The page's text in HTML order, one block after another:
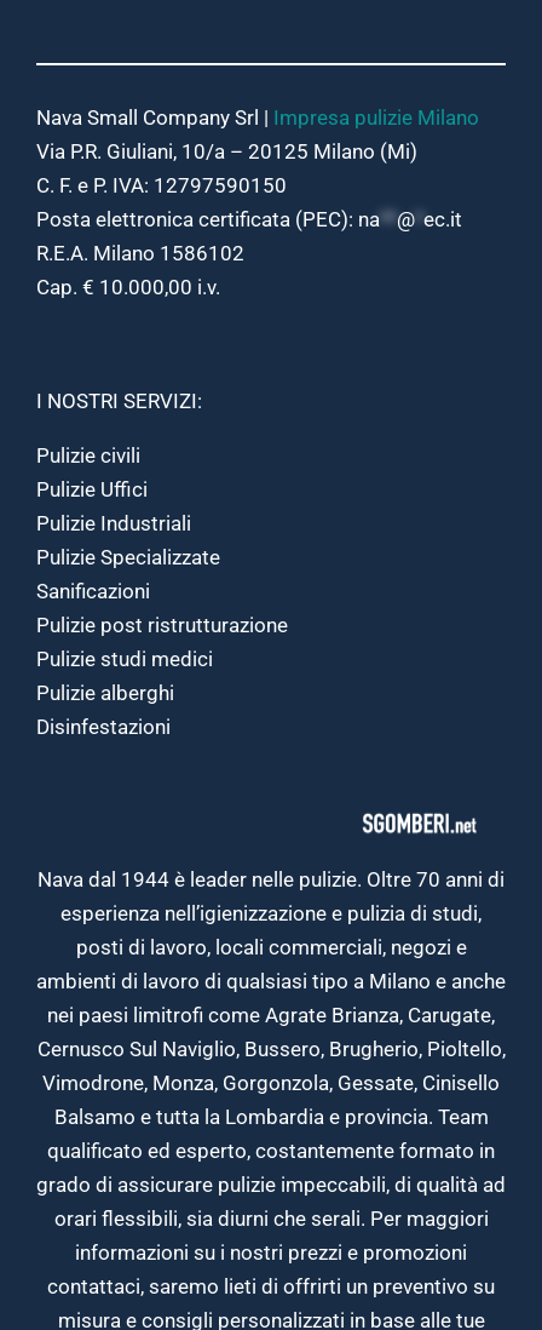
Nava Small Company Srl | Impresa pulizie Milano
Via P.R. Giuliani, 10/a – 20125 Milano (Mi)
C. F. e P. IVA: 12797590150
Posta elettronica certificata (PEC): na ** @* ec.it
R.E.A. Milano 1586102
Cap. € 10.000,00 i.v.
I NOSTRI SERVIZI:
Pulizie civili
Pulizie Uffici
Pulizie Industriali
Pulizie Specializzate
Sanificazioni
Pulizie post ristrutturazione
Pulizie studi medici
Pulizie alberghi
Disinfestazioni
Nava dal 1944 è leader nelle pulizie. Oltre 70 anni di
esperienza nell’igienizzazione e pulizia di studi,
posti di lavoro, locali commerciali, negozi e
ambienti di lavoro di qualsiasi tipo a Milano e anche
nei paesi limitrofi come Agrate Brianza, Carugate,
Cernusco Sul Naviglio, Bussero, Brugherio, Pioltello,
Vimodrone, Monza, Gorgonzola, Gessate, Cinisello
Balsamo e tutta la Lombardia e provincia. Team
qualificato ed esperto, costantemente formato in
grado di assicurare pulizie impeccabili, di qualità ad
orari flessibili, sia diurni che serali. Per maggiori
informazioni su i nostri prezzi e promozioni
contattaci, saremo lieti di offrirti un preventivo su
misura e consigli personalizzati in base alle tue